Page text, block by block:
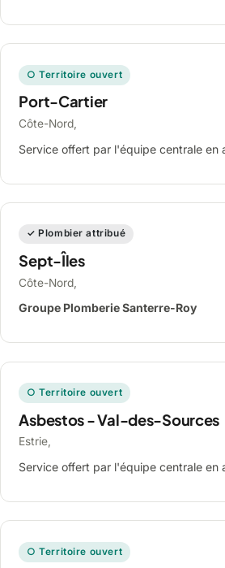
○ Territoire ouvert
Port-Cartier
Côte-Nord,
Service offert par l'équipe centrale en
✓ Plombier attribué
Sept-Îles
Côte-Nord,
Groupe Plomberie Santerre-Roy
○ Territoire ouvert
Asbestos - Val-des-Sources
Estrie,
Service offert par l'équipe centrale en
○ Territoire ouvert